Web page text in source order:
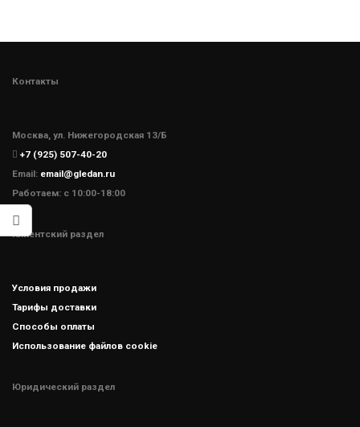
Контакты
Москва, ул. Нижегородская 13/Б
+7 (925) 507-40-20
Email: email@gledan.ru
Работаем: с 10:00-18:00
Клиентский раздел
Условия продажи
Тарифы доставки
Способы оплаты
Использование файлов cookie
Юридический раздел